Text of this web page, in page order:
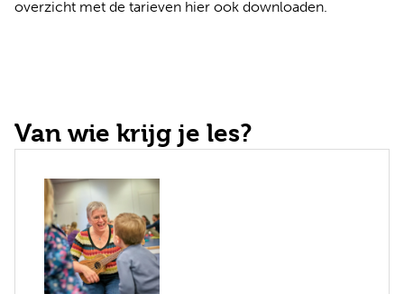
overzicht met de tarieven hier ook downloaden.
Van wie krijg je les?